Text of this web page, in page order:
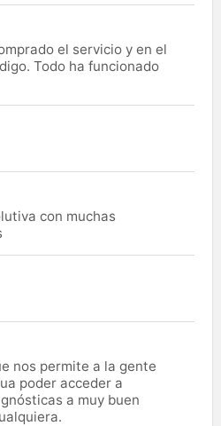
el servicio y en el
Todo ha funcionado
con muchas
nos permite a la gente
poder acceder a
a muy buen